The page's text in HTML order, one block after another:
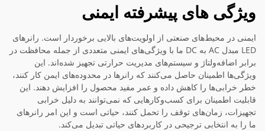
ویژگی های پیشرفته ایمنی
ایمنی در محیط‌های صنعتی از اولویت‌های بالایی برخوردار است. رانرهای
LED مبدل AC به DC ما با ویژگی‌های ایمنی متعددی از جمله محافظت در
برابر اضافه‌ولتاژ و سیستم‌های مدیریت حرارتی تجهیز شده‌اند. این
ویژگی‌ها اطمینان حاصل می‌کنند که رانرها در محدوده‌های ایمن کار کنند،
خطر خرابی‌ها را کاهش داده و عمر مفید محصول را افزایش دهند. این
قابلیت اطمینان برای کسب‌وکارهایی که نمی‌توانند به دلیل خرابی
تجهیزات، زمان‌های توقف را تحمل کنند، حیاتی است و این امر رانر‌های
ما را به انتخابی ترجیحی در کاربردهای حیاتی تبدیل می‌کند.